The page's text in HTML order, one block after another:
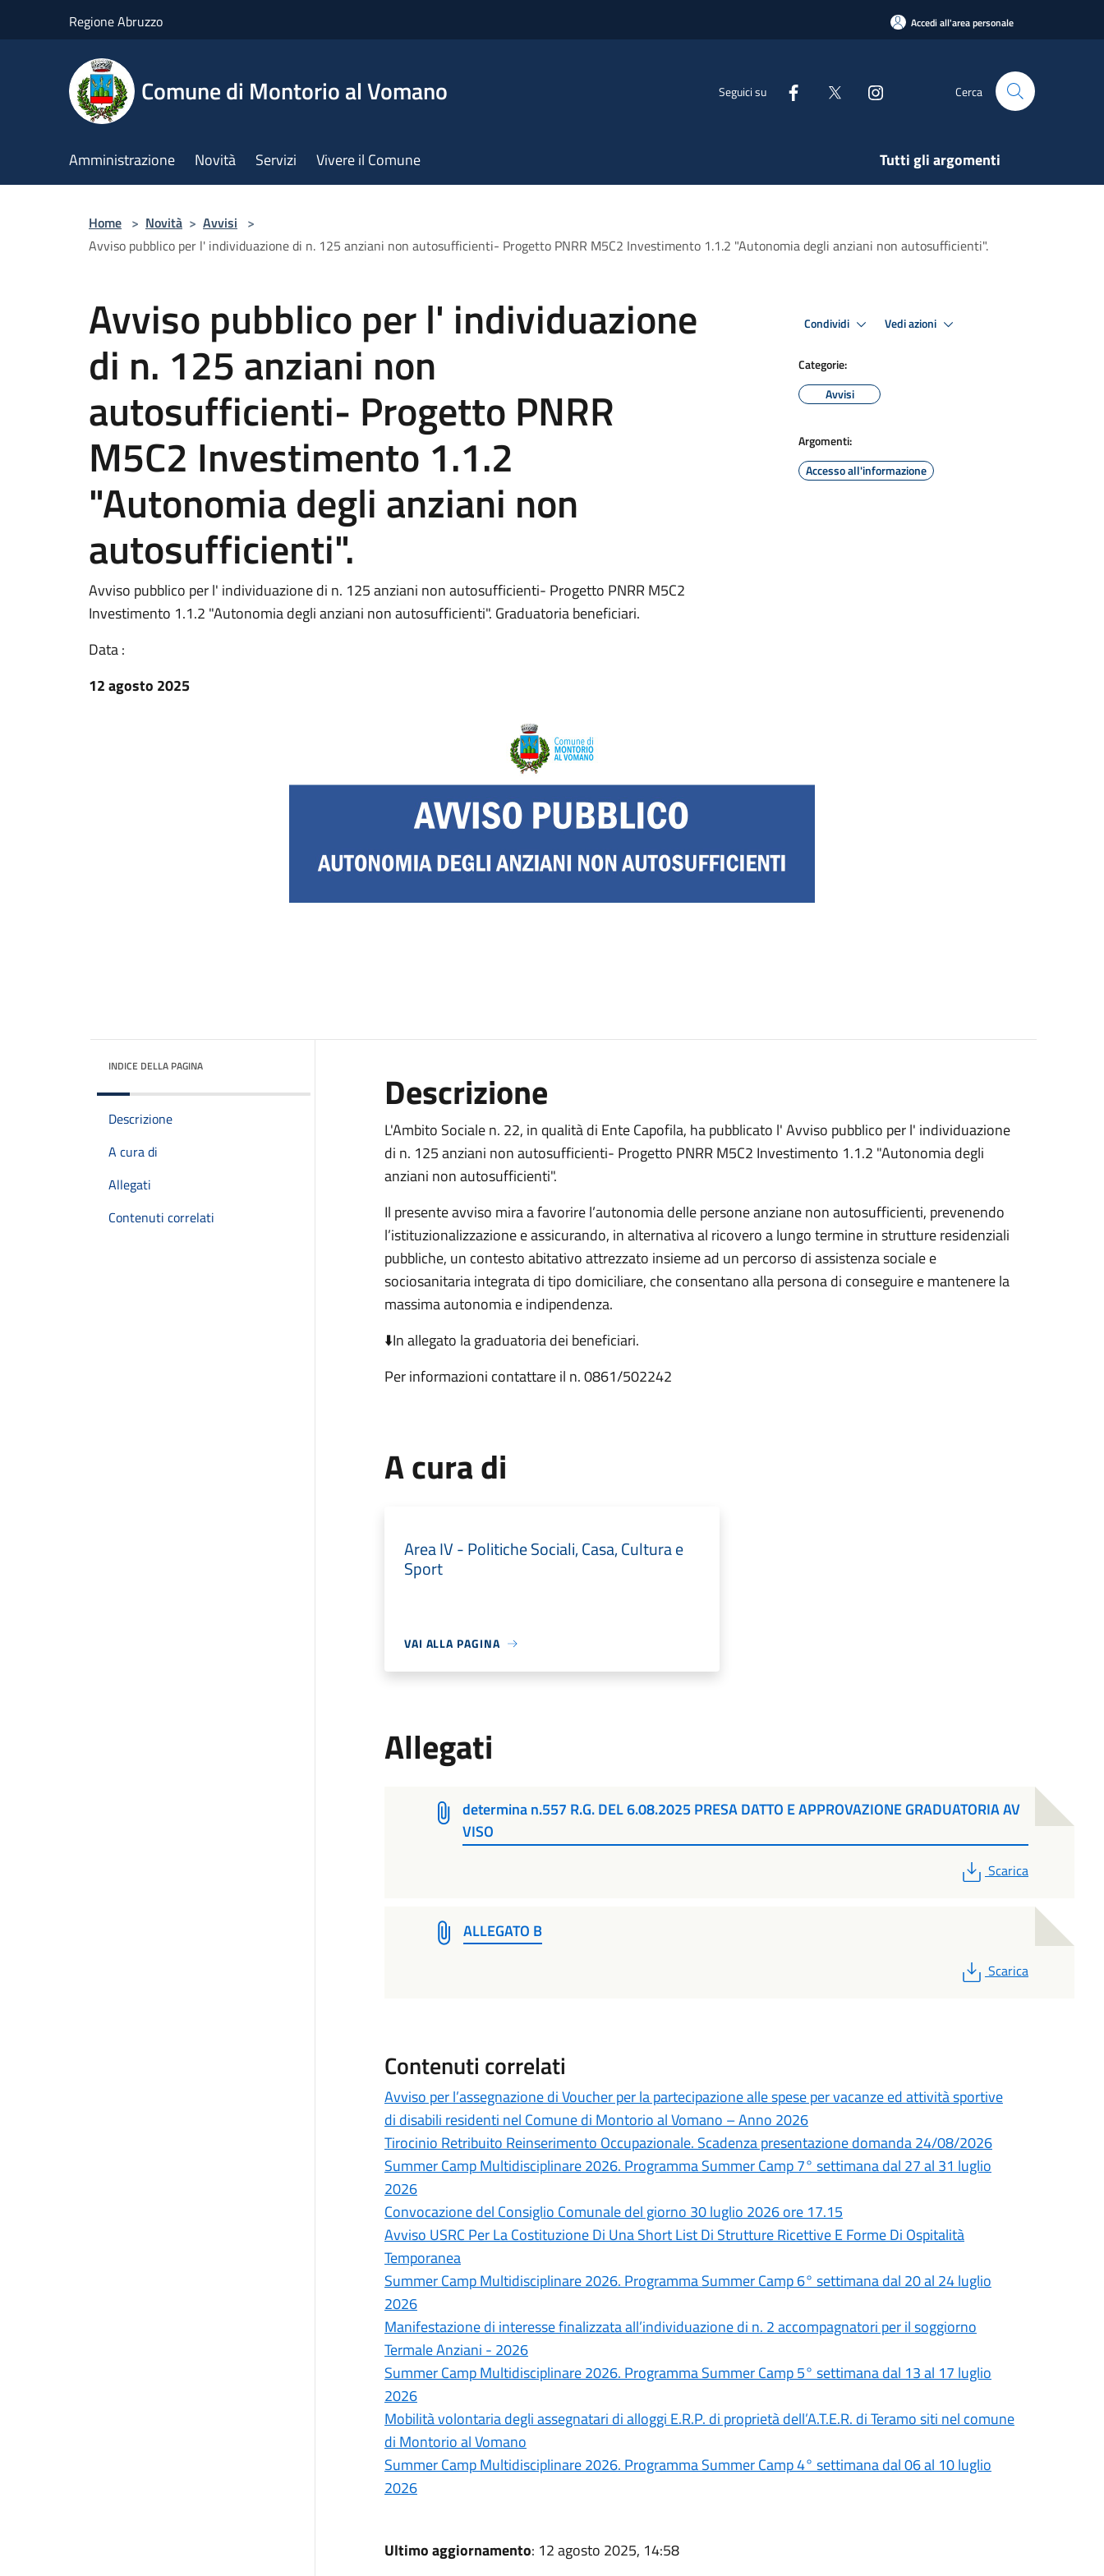
Regione Abruzzo Accedi all'area personale
Comune di Montorio al Vomano Seguici su Cerca
Amministrazione Novità Servizi Vivere il Comune Tutti gli argomenti
Home > Novità > Avvisi >
Avviso pubblico per l' individuazione di n. 125 anziani non autosufficienti- Progetto PNRR M5C2 Investimento 1.1.2 "Autonomia degli anziani non autosufficienti".
Avviso pubblico per l' individuazione
di n. 125 anziani non
autosufficienti- Progetto PNRR
M5C2 Investimento 1.1.2
"Autonomia degli anziani non
autosufficienti".
Avviso pubblico per l' individuazione di n. 125 anziani non autosufficienti- Progetto PNRR M5C2
Investimento 1.1.2 "Autonomia degli anziani non autosufficienti". Graduatoria beneficiari.
Data :
12 agosto 2025
Condividi Vedi azioni
Categorie:
Avvisi
Argomenti:
Accesso all'informazione
INDICE DELLA PAGINA
Descrizione
A cura di
Allegati
Contenuti correlati
Descrizione
L'Ambito Sociale n. 22, in qualità di Ente Capofila, ha pubblicato l' Avviso pubblico per l' individuazione
di n. 125 anziani non autosufficienti- Progetto PNRR M5C2 Investimento 1.1.2 "Autonomia degli
anziani non autosufficienti".
Il presente avviso mira a favorire l’autonomia delle persone anziane non autosufficienti, prevenendo
l’istituzionalizzazione e assicurando, in alternativa al ricovero a lungo termine in strutture residenziali
pubbliche, un contesto abitativo attrezzato insieme ad un percorso di assistenza sociale e
sociosanitaria integrata di tipo domiciliare, che consentano alla persona di conseguire e mantenere la
massima autonomia e indipendenza.
⬇️In allegato la graduatoria dei beneficiari.
Per informazioni contattare il n. 0861/502242
A cura di
Area IV - Politiche Sociali, Casa, Cultura e
Sport
VAI ALLA PAGINA
Allegati
determina n.557 R.G. DEL 6.08.2025 PRESA DATTO E APPROVAZIONE GRADUATORIA AV
VISO
PDF
Scarica
ALLEGATO B
PDF
Scarica
Contenuti correlati
Avviso per l’assegnazione di Voucher per la partecipazione alle spese per vacanze ed attività sportive
di disabili residenti nel Comune di Montorio al Vomano – Anno 2026
Tirocinio Retribuito Reinserimento Occupazionale. Scadenza presentazione domanda 24/08/2026
Summer Camp Multidisciplinare 2026. Programma Summer Camp 7° settimana dal 27 al 31 luglio
2026
Convocazione del Consiglio Comunale del giorno 30 luglio 2026 ore 17.15
Avviso USRC Per La Costituzione Di Una Short List Di Strutture Ricettive E Forme Di Ospitalità
Temporanea
Summer Camp Multidisciplinare 2026. Programma Summer Camp 6° settimana dal 20 al 24 luglio
2026
Manifestazione di interesse finalizzata all’individuazione di n. 2 accompagnatori per il soggiorno
Termale Anziani - 2026
Summer Camp Multidisciplinare 2026. Programma Summer Camp 5° settimana dal 13 al 17 luglio
2026
Mobilità volontaria degli assegnatari di alloggi E.R.P. di proprietà dell’A.T.E.R. di Teramo siti nel comune
di Montorio al Vomano
Summer Camp Multidisciplinare 2026. Programma Summer Camp 4° settimana dal 06 al 10 luglio
2026
Ultimo aggiornamento: 12 agosto 2025, 14:58